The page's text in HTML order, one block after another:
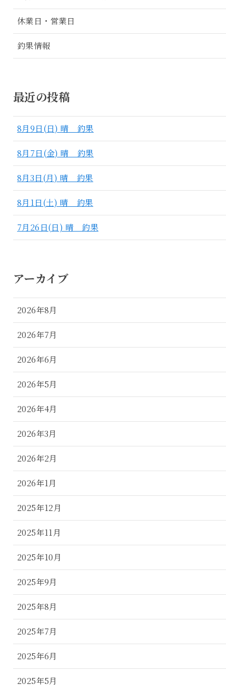
休業日・営業日
釣果情報
最近の投稿
8月9日(日) 晴 釣果
8月7日(金) 晴 釣果
8月3日(月) 晴 釣果
8月1日(土) 晴 釣果
7月26日(日) 晴 釣果
アーカイブ
2026年8月
2026年7月
2026年6月
2026年5月
2026年4月
2026年3月
2026年2月
2026年1月
2025年12月
2025年11月
2025年10月
2025年9月
2025年8月
2025年7月
2025年6月
2025年5月